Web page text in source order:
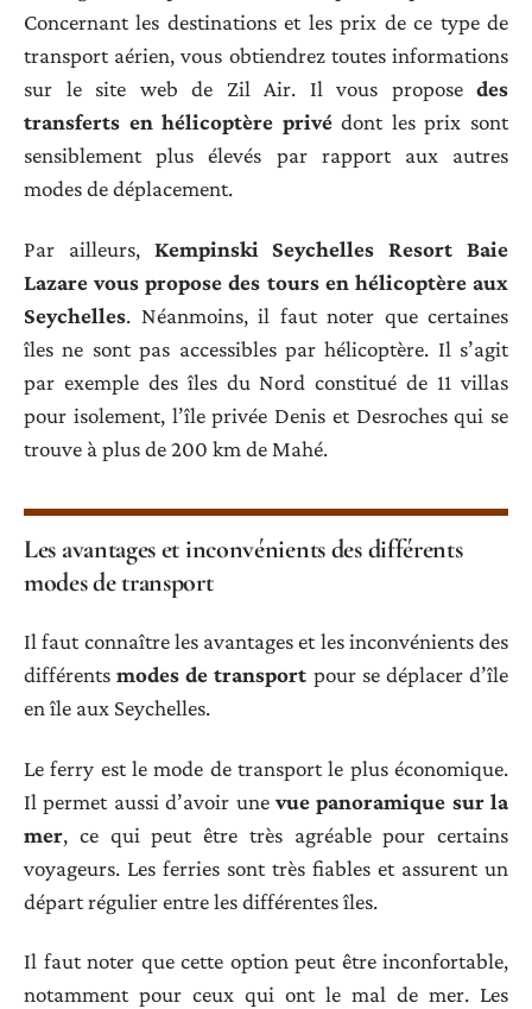
Concernant les destinations et les prix de ce type de
transport aérien, vous obtiendrez toutes informations
sur le site web de Zil Air. Il vous propose des
transferts en hélicoptère privédont les prix sont
sensiblement plus élevés par rapport aux autres
modes de déplacement.
Par ailleurs, Kempinski Seychelles Resort Baie
Lazare vous propose des tours en hélicoptère aux
Seychelles. Néanmoins, il faut noter que certaines
îles ne sont pas accessibles par hélicoptère. Il s’agit
par exemple des îles du Nord constitué de 11 villas
pour isolement, l’île privée Denis et Desroches qui se
trouve à plus de 200 km de Mahé.
Les avantages et inconvénients des différents
modes de transport
Il faut connaître les avantages et les inconvénients des
différentsmodes de transport pour se déplacer d’île
en île aux Seychelles.
Le ferry est le mode de transport le plus économique.
Il permet aussi d’avoir une vue panoramique sur la
mer, ce qui peut être très agréable pour certains
voyageurs. Les ferries sont très fiables et assurent un
départ régulier entre les différentes îles.
Il faut noter que cette option peut être inconfortable,
notamment pour ceux qui ont le mal de mer. Les